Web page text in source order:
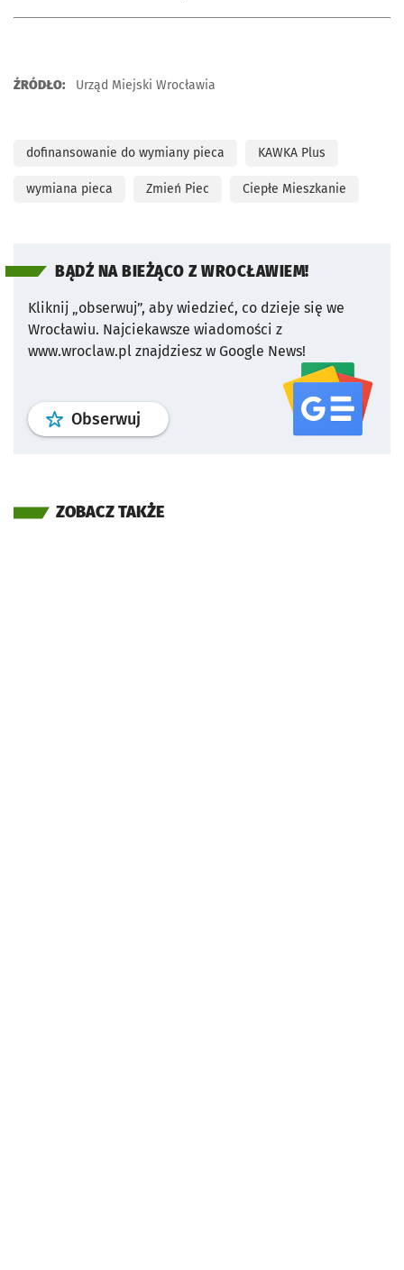
ŹRÓDŁO: Urząd Miejski Wrocławia
dofinansowanie do wymiany pieca KAWKA Plus
wymiana pieca Zmień Piec Ciepłe Mieszkanie
BĄDŹ NA BIEŻĄCO Z WROCŁAWIEM!
Kliknij „obserwuj”, aby wiedzieć, co dzieje się we
Wrocławiu. Najciekawsze wiadomości z
www.wroclaw.pl znajdziesz w Google News!
Obserwuj profil serwisu
ZOBACZ TAKŻE